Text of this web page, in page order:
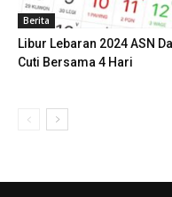
Berita
Libur Lebaran 2024 ASN
Cuti Bersama 4 Hari